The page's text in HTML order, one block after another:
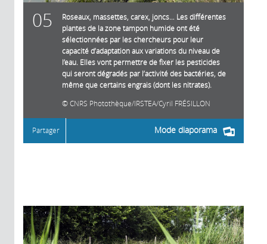
05
Roseaux, massettes, carex, joncs… Les différentes
plantes de la zone tampon humide ont été
sélectionnées par les chercheurs pour leur
capacité d’adaptation aux variations du niveau de
l’eau. Elles vont permettre de fixer les pesticides
qui seront dégradés par l’activité des bactéries, de
même que certains engrais (dont les nitrates).
CNRS Photothèque/IRSTEA/Cyril FRÉSILLON
Mode diaporama
Partager